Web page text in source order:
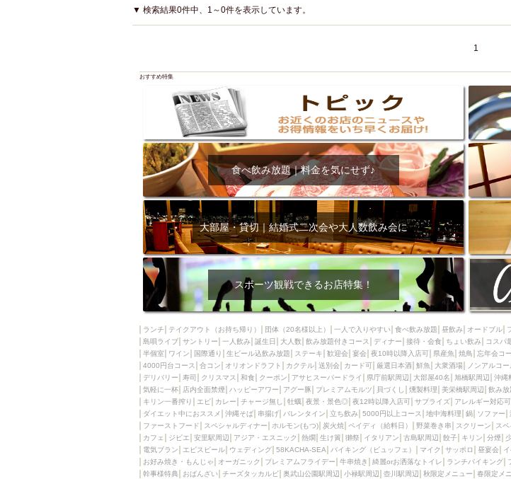
結婚式二次会
夜10時以降入店可
県産魚 焼鳥 忘年会コース レモン
4000円台コース
デリバリー
アサヒスーパードライ
県庁前駅周辺 旭橋駅
大部屋50名以上～
オリオン 海ぶどう 民謡・
ハッピーアワー
アグー豚 プレミアムモルツ 貝づくし
飲み放題付きコース3000円
肉の日 おもろまち駅周辺
キリン一番搾り
エビ カレー チャージ無し 牡蠣
アレルギー対応可能
牧志駅周辺 ペット同伴 ビアガーデ
ダイエット中におススメ
沖縄そば 串揚げ バレンタイン
ソファー
激辛料理 石垣牛 アヒージョ アサヒ 割烹
ファーストフード
スペシャルディナー ホルモン(もつ)
スクリーン
スペインバル・イタリアンバール 食べ放題
カニ
カフェ ジビエ 安里駅周辺 アジア・エスニック
分煙 少人数貸切(15名以下から)
ホッピー
焼肉 電気ブラン エビスビール ウェディン
マイク
サッポロ 昼宴会 イベリコ豚 山盛、メガ盛り
市立病院前駅周辺
中華 お好み焼き・もんじゃ オーガニ
綺麗orお洒落なトイレ
ランチバイキング フルーツハイボー
クラフトビール
鉄板焼き 幹事様特典 おばんざい チ
壺川駅周辺
秋限定メニュー 春限定メニュー フレンチ
ラクレット
赤嶺駅周辺 シードル 那覇空港駅周辺 儀
▼ 検索結果0件中、1～0件を表示しています。
1
おすすめ特集
食べ飲み放題｜料金を気にせず♪
大部屋・貸切｜結婚式二次会や大人数飲み会に
スポーツ観戦できるお店特集！
ランチ テイクアウト（お持ち帰り） 団体（20名様以上） 一人で入りやすい 食べ飲み放題 昼飲み オードブル
島唄ライブ サントリー 一人飲み 誕生日 大人数 飲み放題付きコース ディナー 接待・会食 ちょい飲み コスパ
半個室
ワイン 国際通り 生ビール込飲み放題 ステーキ 歓迎会 宴会 夜10時以降入店可 県産魚 焼鳥 忘年会コ
4000円台コース
合コン オリオンドラフト カクテル 送別会 カード可 厳選日本酒 鮮魚 大衆酒場 ノンアルコ
デリバリー
寿司 クリスマス 和食 クーポン アサヒスーパードライ 県庁前駅周辺 大部屋40名 旭橋駅周辺 沖縄
気軽に一杯
店内全面禁煙 ハッピーアワー アグー豚 プレミアムモルツ 貝づくし 燻製料理 美栄橋駅周辺 飲み放
キリン一番搾り
エビ カレー チャージ無し 牡蠣 夜景・景色◎ 夜12時以降入店可 サプライズ アレルギー対応
ダイエット中におススメ
沖縄そば 串揚げ バレンタイン 立ち飲み 5000円以上コース 地中海料理 鍋 ソファー
ファーストフード
スペシャルディナー ホルモン(もつ) 炭火焼 ペイディ（給料日） 野菜巻き串 スクリーン ス
カフェ
ジビエ 安里駅周辺 アジア・エスニック 熱燗 生け簀 獺祭 イタリアン 古島駅周辺 餃子 キリン 分煙
電気ブラン
エビスビール ウェディング 58KACHA-SEA バイキング（ビュッフェ） マイク サッポロ 昼宴会
お好み焼き・もんじゃ
オーガニック プレミアムフライデー 牛串焼き 綺麗orお洒落なトイレ ランチバイキング
幹事様特典
おばんざい チーズタッカルビ 奥武山公園駅周辺 小禄駅周辺 壺川駅周辺 秋限定メニュー 春限定メ